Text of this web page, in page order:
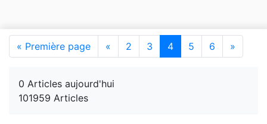
0 Articles aujourd'hui
101959 Articles
« Première page « 2 3 4(current)
5 6 »